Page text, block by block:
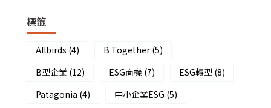
標籤
Allbirds (4) B Together (5)
B型企業 (12) ESG商機 (7) ESG轉型 (8)
Patagonia (4) 中小企業ESG (5)